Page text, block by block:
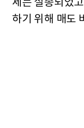
세는 실종되었
하기 위해 매도